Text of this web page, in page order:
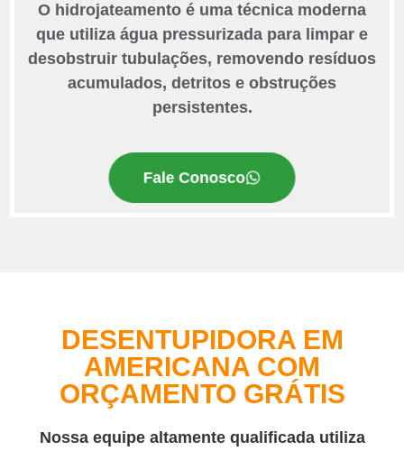
O hidrojateamento é uma técnica moderna
que utiliza água pressurizada para limpar e
desobstruir tubulações, removendo resíduos
acumulados, detritos e obstruções
persistentes.
Fale Conosco
DESENTUPIDORA EM
AMERICANA COM
ORÇAMENTO GRÁTIS
Nossa equipe altamente qualificada utiliza